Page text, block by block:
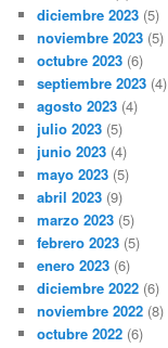
diciembre 2023 (5)
noviembre 2023 (5)
octubre 2023 (6)
septiembre 2023 (4)
agosto 2023 (4)
julio 2023 (5)
junio 2023 (4)
mayo 2023 (5)
abril 2023 (9)
marzo 2023 (5)
febrero 2023 (5)
enero 2023 (6)
diciembre 2022 (6)
noviembre 2022 (8)
octubre 2022 (6)